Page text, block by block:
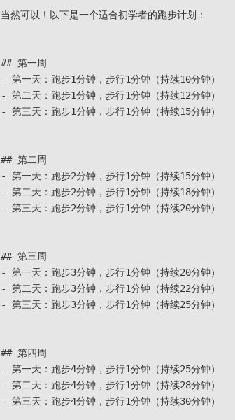
当然可以！以下是一个适合初学者的跑步计划：
## 第一周
- 第一天：跑步1分钟，步行1分钟（持续10分钟）
- 第二天：跑步1分钟，步行1分钟（持续12分钟）
- 第三天：跑步1分钟，步行1分钟（持续15分钟）
## 第二周
- 第一天：跑步2分钟，步行1分钟（持续15分钟）
- 第二天：跑步2分钟，步行1分钟（持续18分钟）
- 第三天：跑步2分钟，步行1分钟（持续20分钟）
## 第三周
- 第一天：跑步3分钟，步行1分钟（持续20分钟）
- 第二天：跑步3分钟，步行1分钟（持续22分钟）
- 第三天：跑步3分钟，步行1分钟（持续25分钟）
## 第四周
- 第一天：跑步4分钟，步行1分钟（持续25分钟）
- 第二天：跑步4分钟，步行1分钟（持续28分钟）
- 第三天：跑步4分钟，步行1分钟（持续30分钟）